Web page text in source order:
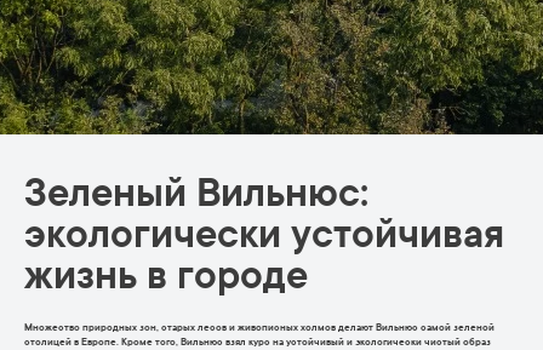
Зеленый Вильнюс:
экологически устойчивая
жизнь в городе
Множество природных зон, старых лесов и живописных холмов делают Вильнюс самой зеленой
столицей в Европе. Кроме того, Вильнюс взял курс на устойчивый и экологически чистый образ